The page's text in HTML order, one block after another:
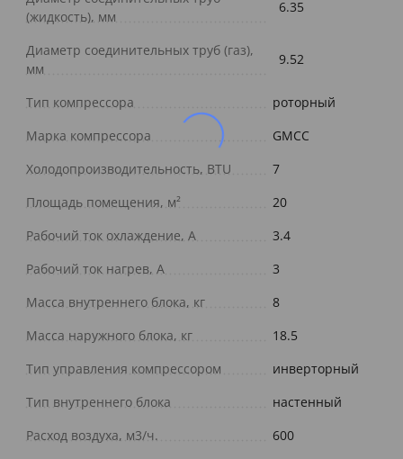
(жидкость), мм
6.35
Диаметр соединительных труб (газ),
мм
9.52
Тип компрессора
роторный
Марка компрессора
GMCC
Холодопроизводительность, BTU
7
Площадь помещения, м²
20
Рабочий ток охлаждение, А
3.4
Рабочий ток нагрев, А
3
Масса внутреннего блока, кг
8
Масса наружного блока, кг
18.5
Тип управления компрессором
инверторный
Тип внутреннего блока
настенный
Расход воздуха, м3/ч.
600